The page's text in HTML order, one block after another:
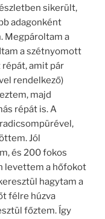
sikerült,
adagonként
Megpároltam a
a szétnyomott
amit pár
rendelkező)
majd
répát is. A
Jól
és 200 fokos
levettem a hőfokot
hagytam a
félre húzva
főztem. Így